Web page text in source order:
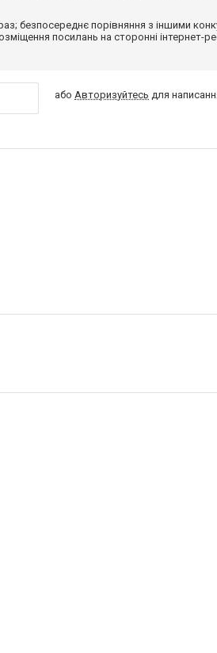
безпосереднє порівняння з іншими
посилань на сторонні інтернет-
абоАвторизуйтесь для